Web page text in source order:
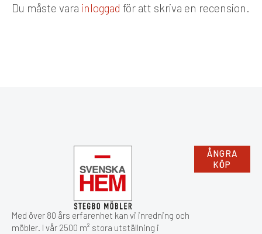
Du måste vara inloggad för att skriva en recension.
Med över 80 års erfarenhet kan vi inredning och
möbler. I vår 2500 m² stora utställning i
ÅNGRA
KÖP